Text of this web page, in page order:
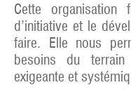
Cette organisation
d’initiative et le
faire. Elle nous
besoins du
exigeante et